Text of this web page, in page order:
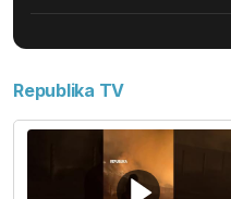
Republika TV